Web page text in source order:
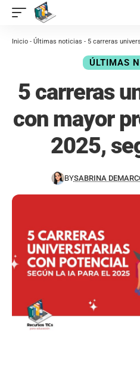
contenido
Inicio - Últimas noticias - 5 carreras
ÚLTIMAS
5 carreras
con mayor
2025,
BYSABRINA